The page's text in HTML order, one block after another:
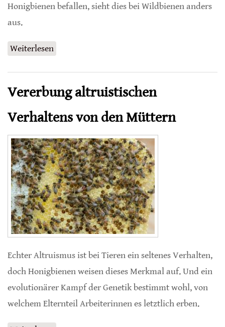
Honigbienen befallen, sieht dies bei Wildbienen anders
aus.
Weiterlesen
Vererbung altruistischen
Verhaltens von den Müttern
Echter Altruismus ist bei Tieren ein seltenes Verhalten,
doch Honigbienen weisen dieses Merkmal auf. Und ein
evolutionärer Kampf der Genetik bestimmt wohl, von
welchem ​​Elternteil Arbeiterinnen es letztlich erben.